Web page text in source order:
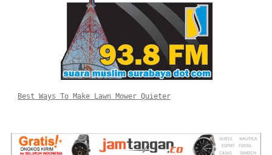
Best Ways To Make Lawn Mower Quieter